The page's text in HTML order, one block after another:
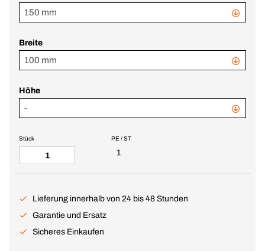
150 mm
Breite
100 mm
Höhe
-
PE / ST
1
Stück
Lieferung innerhalb von 24 bis 48 Stunden
Garantie und Ersatz
Sicheres Einkaufen